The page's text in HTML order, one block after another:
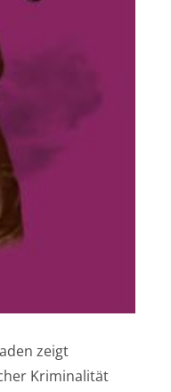
zeigt
Kriminalität